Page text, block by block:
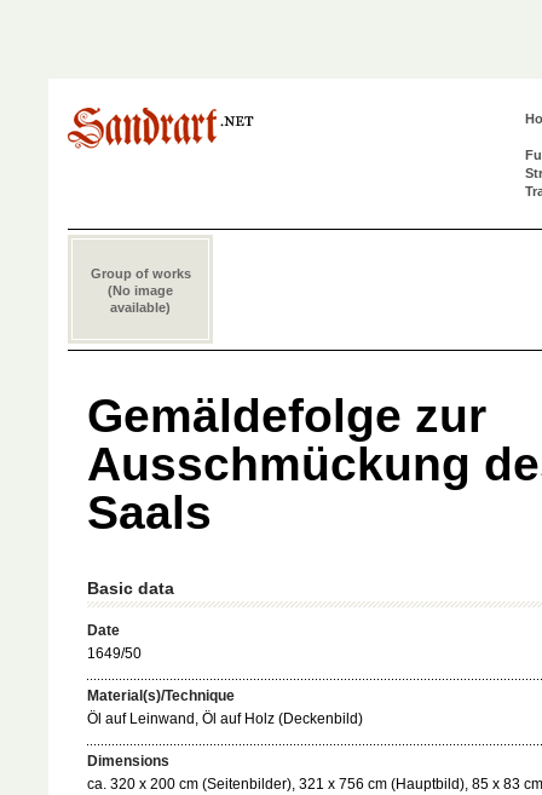
Group of works
(No image
available)
Gemäldefolge zur
Ausschmückung
Saals
Basic data
Date
1649/50
Material(s)/Technique
Öl auf Leinwand, Öl auf Holz (Deckenbild)
Dimensions
ca. 320 x 200 cm (Seitenbilder), 321 x 756 cm (Hauptbild), 85 x 83 cm